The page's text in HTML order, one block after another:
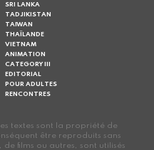
SRI LANKA
TADJIKISTAN
TAIWAN
THAÏLANDE
VIETNAM
ANIMATION
CATEGORY III
EDITORIAL
POUR ADULTES
RENCONTRES
textes sont la propriété de
être reproduits sans
films ou autres, sont utilisés